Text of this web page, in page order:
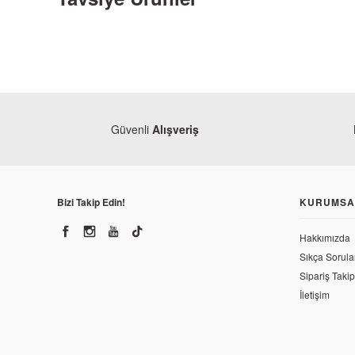
RKS
Güvenli Alışveriş
Bizi Takip Edin!
Hakkımızda
Sıkça
Sipariş Takip
İletişim